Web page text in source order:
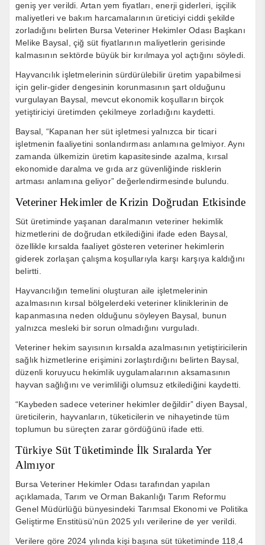
geniş yer verildi. Artan yem fiyatları, enerji giderleri, işçilik
maliyetleri ve bakım harcamalarının üreticiyi ciddi şekilde
zorladığını belirten Bursa Veteriner Hekimler Odası Başkanı
Melike Baysal, çiğ süt fiyatlarının maliyetlerin gerisinde
kalmasının sektörde büyük bir kırılmaya yol açtığını söyledi.
Hayvancılık işletmelerinin sürdürülebilir üretim yapabilmesi
için gelir-gider dengesinin korunmasının şart olduğunu
vurgulayan Baysal, mevcut ekonomik koşulların birçok
yetiştiriciyi üretimden çekilmeye zorladığını kaydetti.
Baysal, “Kapanan her süt işletmesi yalnızca bir ticari
işletmenin faaliyetini sonlandırması anlamına gelmiyor. Aynı
zamanda ülkemizin üretim kapasitesinde azalma, kırsal
ekonomide daralma ve gıda arz güvenliğinde risklerin
artması anlamına geliyor” değerlendirmesinde bulundu.
Veteriner Hekimler de Krizin Doğrudan Etkisinde
Süt üretiminde yaşanan daralmanın veteriner hekimlik
hizmetlerini de doğrudan etkilediğini ifade eden Baysal,
özellikle kırsalda faaliyet gösteren veteriner hekimlerin
giderek zorlaşan çalışma koşullarıyla karşı karşıya kaldığını
belirtti.
Hayvancılığın temelini oluşturan aile işletmelerinin
azalmasının kırsal bölgelerdeki veteriner kliniklerinin de
kapanmasına neden olduğunu söyleyen Baysal, bunun
yalnızca mesleki bir sorun olmadığını vurguladı.
Veteriner hekim sayısının kırsalda azalmasının yetiştiricilerin
sağlık hizmetlerine erişimini zorlaştırdığını belirten Baysal,
düzenli koruyucu hekimlik uygulamalarının aksamasının
hayvan sağlığını ve verimliliği olumsuz etkilediğini kaydetti.
“Kaybeden sadece veteriner hekimler değildir” diyen Baysal,
üreticilerin, hayvanların, tüketicilerin ve nihayetinde tüm
toplumun bu süreçten zarar gördüğünü ifade etti.
Türkiye Süt Tüketiminde İlk Sıralarda Yer
Almıyor
Bursa Veteriner Hekimler Odası tarafından yapılan
açıklamada, Tarım ve Orman Bakanlığı Tarım Reformu
Genel Müdürlüğü bünyesindeki Tarımsal Ekonomi ve Politika
Geliştirme Enstitüsü’nün 2025 yılı verilerine de yer verildi.
Verilere göre 2024 yılında kişi başına süt tüketiminde 118,4